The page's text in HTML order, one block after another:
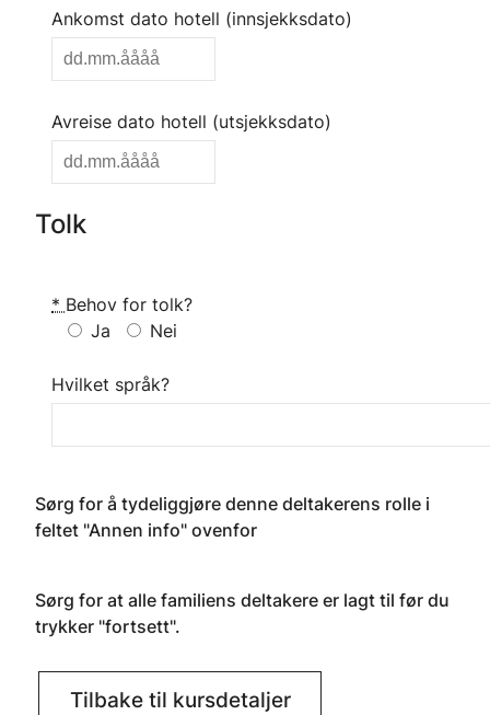
Ankomst dato hotell (innsjekksdato)
Avreise dato hotell (utsjekksdato)
Tolk
* Behov for tolk?
Ja
Nei
Hvilket språk?
Sørg for å tydeliggjøre denne deltakerens rolle i
feltet "Annen info" ovenfor
Sørg for at alle familiens deltakere er lagt til før du
trykker "fortsett".
Tilbake til kursdetaljer